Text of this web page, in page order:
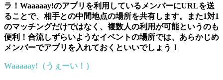
ラ！Waaaaay!のアプリを利用しているメンバーにURLを送
ることで、相手との中間地点の場所を共有します。また1対1
のマッチングだけではなく、複数人の利用が可能というのも
便利！合流しずらいようなイベントの場所では、あらかじめ
メンバーでアプリを入れておくといいでしょう！
Waaaaay!（うぇーい！）